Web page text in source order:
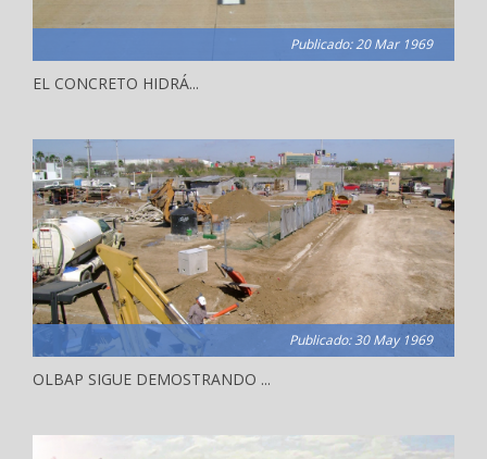
Publicado: 20 Mar 1969
EL CONCRETO HIDRÁ...
Publicado: 30 May 1969
OLBAP SIGUE DEMOSTRANDO ...